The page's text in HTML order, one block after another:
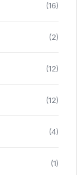
(16)
(2)
(12)
(12)
(4)
(1)